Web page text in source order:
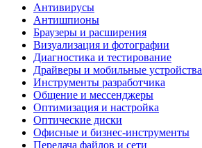
Антивирусы
Антишпионы
Браузеры и расширения
Визуализация и фотографии
Диагностика и тестирование
Драйверы и мобильные устройства
Инструменты разработчика
Общение и мессенджеры
Оптимизация и настройка
Оптические диски
Офисные и бизнес-инструменты
Передача файлов и сети